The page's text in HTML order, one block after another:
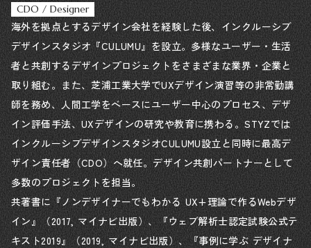
CDO / Designer
海外を拠点とするデザイン会社を経験した後、インクルーシブ
デザインスタジオ『CULUMU』を設立。多様なユーザー・生活
者と共創するデザインプロジェクトをさまざまな業界・企業と
取り組む。また、芝浦工業大学でUXデザイン演習等の非常勤講
師を務め、人間工学をベースにユーザー中心のプロセス、デザ
イン評価手法、UXデザインの研究や教育に携わる。STYZでは
インクルーシブデザインスタジオCULUMU設立と同時に最高デ
ザイン責任者（CDO）へ就任。デザイン共創パートナーとして
多数のプロジェクトを担当。
共著書に『ノンデザイナーでもわかる UX+理論で作るWebデザ
イン』（2017, マイナビ出版）、『ウェブ解析士認定試験公式テ
キスト2019』（2019, マイナビ出版）、『事例に学ぶ デザイナ